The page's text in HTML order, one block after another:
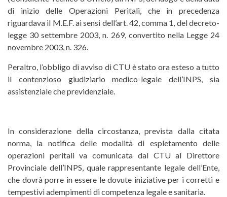
di inizio delle Operazioni Peritali, che in precedenza
riguardava il M.E.F. ai sensi dell’art. 42, comma 1, del decreto-
legge 30 settembre 2003, n. 269, convertito nella Legge 24
novembre 2003, n. 326.
Peraltro, l’obbligo di avviso di CTU è stato ora esteso a tutto
il contenzioso giudiziario medico-legale dell’INPS, sia
assistenziale che previdenziale.
In considerazione della circostanza, prevista dalla citata
norma, la notifica delle modalità di espletamento delle
operazioni peritali va comunicata dal CTU al Direttore
Provinciale dell’INPS, quale rappresentante legale dell’Ente,
che dovrà porre in essere le dovute iniziative per i corretti e
tempestivi adempimenti di competenza legale e sanitaria.